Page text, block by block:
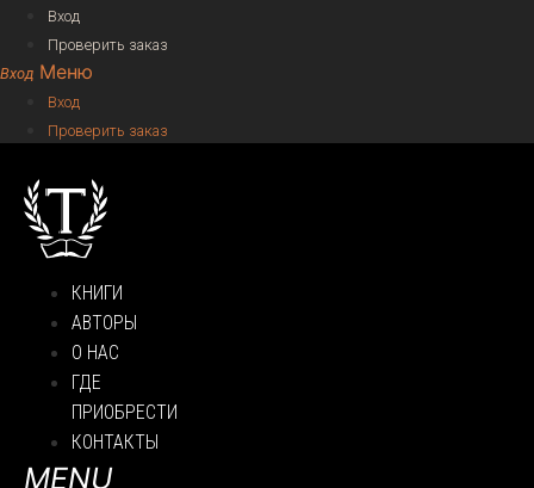
Вход
Проверить заказ
Меню
Вход
Проверить заказ
КНИГИ
АВТОРЫ
О НАС
ГДЕ
ПРИОБРЕСТИ
КОНТАКТЫ